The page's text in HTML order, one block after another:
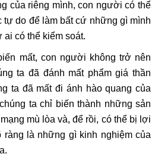
của riêng mình, con người có thể
do để làm bất cứ những gì mình
có thể kiểm soát.
mất, con người không trở nên
ta đã đánh mất phẩm giá thần
ta đã mất đi ánh hào quang của
ta chỉ biến thành những sản
mù lòa và, để rồi, có thể bị lợi
là những gì kinh nghiệm của